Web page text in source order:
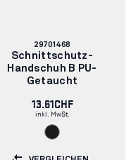
Artikelnummer:
29701468
Schnittschutz-
Handschuh B PU-
Getaucht
13.61CHF
inkl. MwSt.